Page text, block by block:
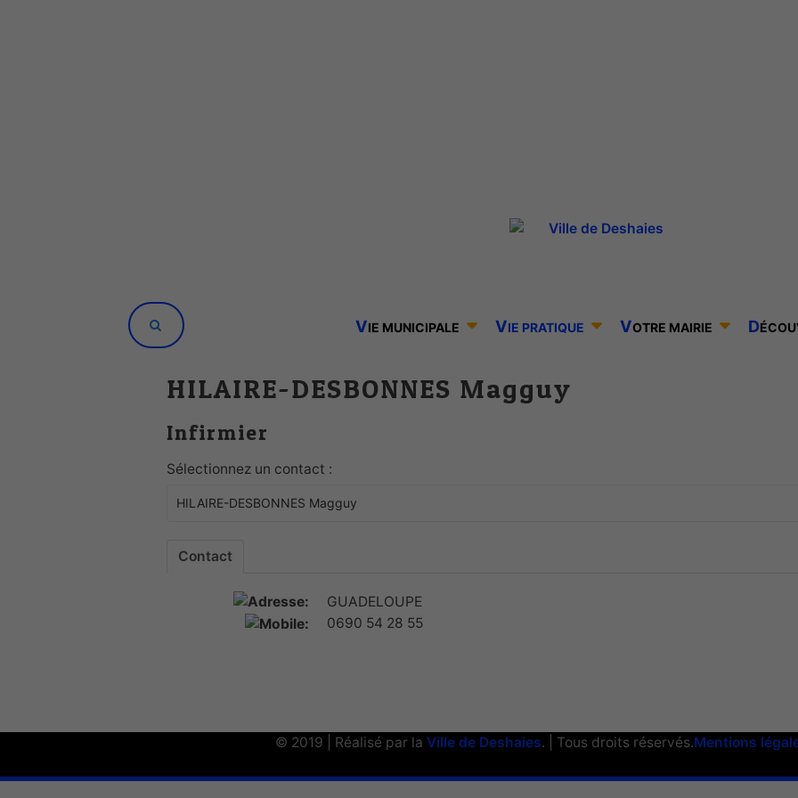
VIE MUNICIPALE VIE PRATIQUE VOTRE MAIRIE D
HILAIRE-DESBONNES Magguy
Infirmier
Sélectionnez un contact :
Contact
GUADELOUPE
0690 54 28 55
© 2019 | Réalisé par la Ville de Deshaies. | Tous droits réservés.Mentions